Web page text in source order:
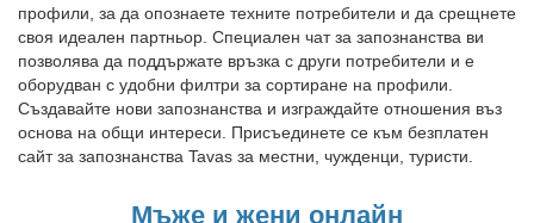
профили, за да опознаете техните потребители и да срещнете
своя идеален партньор. Специален чат за запознанства ви
позволява да поддържате връзка с други потребители и е
оборудван с удобни филтри за сортиране на профили.
Създавайте нови запознанства и изграждайте отношения въз
основа на общи интереси. Присъединете се към безплатен
сайт за запознанства Tavas за местни, чужденци, туристи.
Мъже и жени онлайн